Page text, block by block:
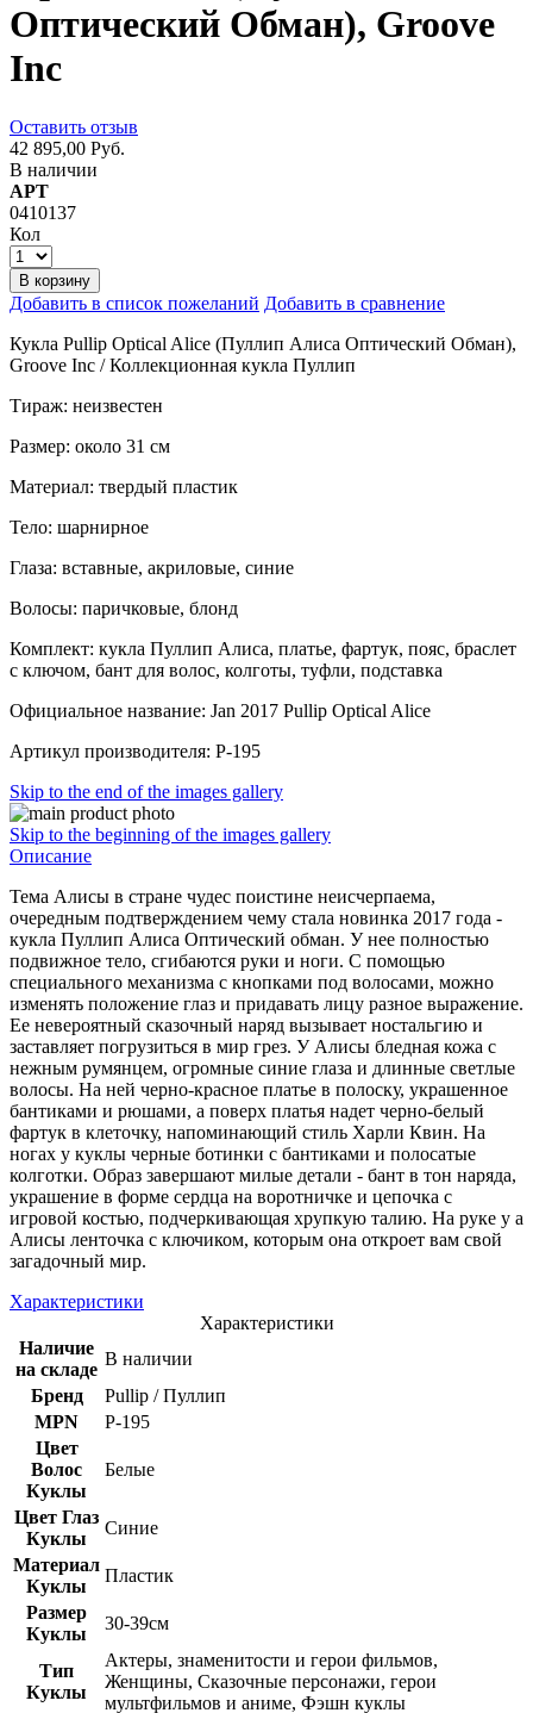
Оптический Обман), Groove
Inc
Оставить отзыв
42 895,00 Руб.
В наличии
АРТ
0410137
Кол
В корзину
Добавить в список пожеланий Добавить в сравнение
Кукла Pullip Optical Alice (Пуллип Алиса Оптический Обман),
Groove Inc / Коллекционная кукла Пуллип
Тираж: неизвестен
Размер: около 31 см
Материал: твердый пластик
Тело: шарнирное
Глаза: вставные, акриловые, синие
Волосы: паричковые, блонд
Комплект: кукла Пуллип Алиса, платье, фартук, пояс, браслет
c ключом, бант для волос, колготы, туфли, подставка
Официальное название: Jan 2017 Pullip Optical Alice
Артикул производителя: P-195
Skip to the end of the images gallery
Skip to the beginning of the images gallery
Описание
Тема Алисы в стране чудес поистине неисчерпаема,
очередным подтверждением чему стала новинка 2017 года -
кукла Пуллип Алиса Оптический обман. У нее полностью
подвижное тело, сгибаются руки и ноги. С помощью
специального механизма с кнопками под волосами, можно
изменять положение глаз и придавать лицу разное выражение.
Ее невероятный сказочный наряд вызывает ностальгию и
заставляет погрузиться в мир грез. У Алисы бледная кожа с
нежным румянцем, огромные синие глаза и длинные светлые
волосы. На ней черно-красное платье в полоску, украшенное
бантиками и рюшами, а поверх платья надет черно-белый
фартук в клеточку, напоминающий стиль Харли Квин. На
ногах у куклы черные ботинки с бантиками и полосатые
колготки. Образ завершают милые детали - бант в тон наряда,
украшение в форме сердца на воротничке и цепочка с
игровой костью, подчеркивающая хрупкую талию. На руке у а
Алисы ленточка c ключиком, которым она откроет вам свой
загадочный мир.
Характеристики
Характеристики
Наличие
на складе
В наличии
Бренд
Pullip / Пуллип
MPN
P-195
Цвет
Волос
Куклы
Белые
Цвет Глаз
Куклы
Синие
Материал
Куклы
Пластик
Размер
Куклы
30-39см
Тип
Куклы
Актеры, знаменитости и герои фильмов,
Женщины, Сказочные персонажи, герои
мультфильмов и аниме, Фэшн куклы